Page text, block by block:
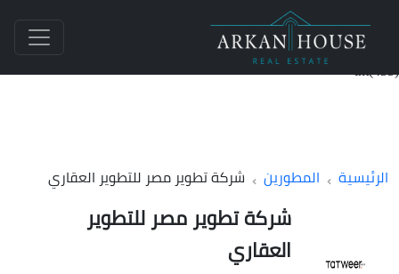
الرئيسية المطورين شركة تطوير مصر للتطوير العقاري
شركة تطوير مصر للتطوير
العقاري